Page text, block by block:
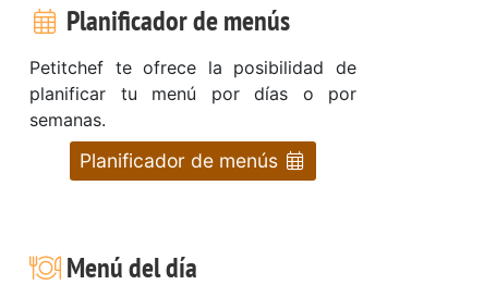
Planificador de menús
Petitchef te ofrece la posibilidad de
planificar tu menú por días o por
semanas.
Planificador de menús
Menú del día